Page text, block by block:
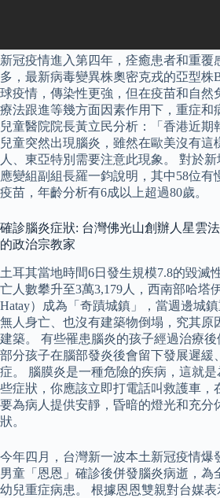
新冠疫情進入第四年，痊癒患者和重覆
多，最新病毒變異株奧密克戎的亞型株
球疫情，傳染性更強，但在疫苗和自然
療法跟進等幾方面因素作用下，重症和
兒童醫院院長黃立民分析：「香港近期
兒童突然出現腦炎，雖然在歐美沒有這
人、東亞特別需要注意此現象。 對於
應變組副組長羅一鈞說明，其中58位有
疫苗，年齡分析有6成以上超過80歲。
確診腦炎症狀: 台灣佛光山創辦人星雲
的政治宗教家
土耳其當地時間6日發生規模7.8的毀滅
亡人數攀升至3萬3,179人，西南部哈塔
Hatay）成為「奇蹟城鎮」，當週邊城
無人身亡、也沒有建築物倒塌，究其原
建築。 有些罹患腦炎的孩子經過治療
部分孩子在腦部發炎後會留下發展遲緩
症。 腦膜炎是一種危險的疾病，這就
些症狀，你應該立即打電話叫救護車，
要為病人提供安靜，昏暗的燈光和充分
狀。
今年四月，台灣新一波本土新冠疫情爆
男童「恩恩」確診後併發腦炎病逝，為
幼兒重症病患。 根據恩恩雙親對台媒